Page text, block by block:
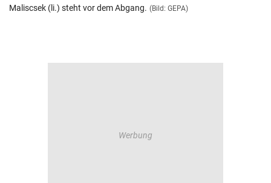
Maliscsek (li.) steht vor dem Abgang. (Bild: GEPA)